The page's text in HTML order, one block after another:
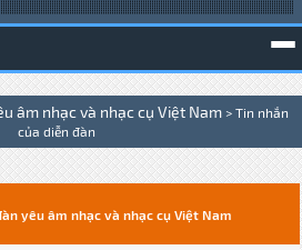
âm nhạc và nhạc cụ Việt Nam > Tin nhắn
của diễn đàn
yêu âm nhạc và nhạc cụ Việt Nam